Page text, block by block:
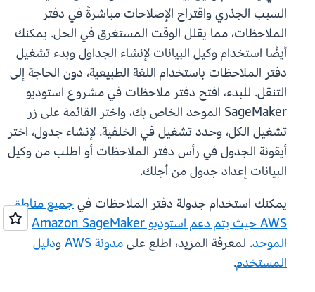
السبب الجذري واقتراح الإصلاحات مباشرةً في دفتر
الملاحظات، مما يقلل الوقت المستغرق في الحل. يمكنك
أيضًا استخدام وكيل البيانات لإنشاء الجداول وبدء تشغيل
دفتر الملاحظات باستخدام اللغة الطبيعية، دون الحاجة إلى
التنقل. للبدء، افتح دفتر ملاحظات في مشروع استوديو
SageMaker الموحد الخاص بك، واختر القائمة على زر
تشغيل الكل، وحدد تشغيل في الخلفية. لإنشاء جدول، اختر
أيقونة الجدول في رأس دفتر الملاحظات أو اطلب من وكيل
البيانات إعداد جدول من أجلك.
يمكنك استخدام جدولة دفتر الملاحظات فيجميع مناطق
AWS حيث يتم دعم استوديو Amazon SageMaker
الموحد. لمعرفة المزيد، اطلع علىمدونة AWS ودليل
المستخدم.